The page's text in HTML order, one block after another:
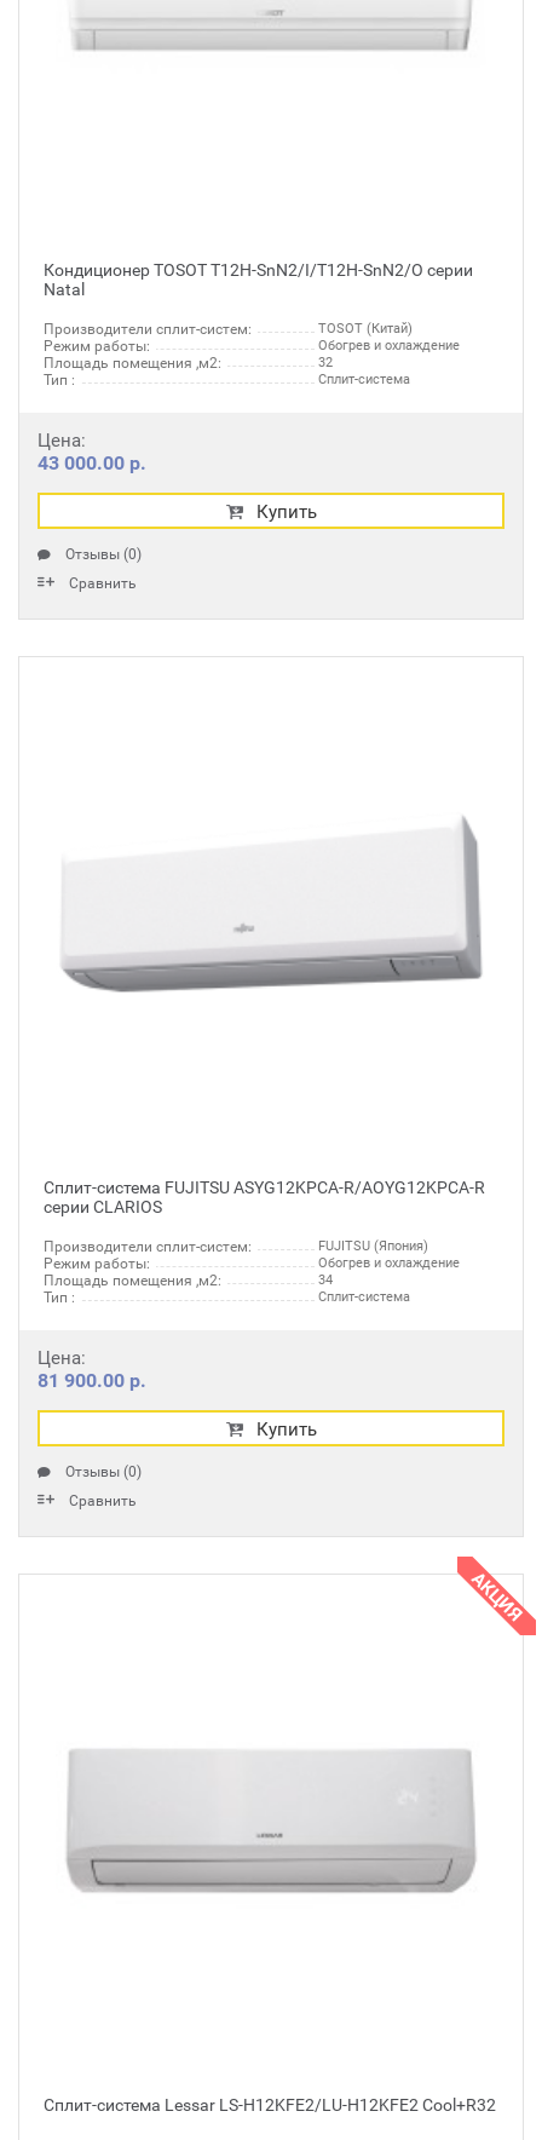
Кондиционер TOSOT T12H-SnN2/I/T12H-SnN2/O серии
Natal
Производители сплит-систем: TOSOT (Китай)
Режим работы: Обогрев и охлаждение
Площадь помещения ,м2: 32
Тип : Сплит-система
Цена:
43 000.00 р.
Купить
Отзывы (0)
Сравнить
Сплит-система FUJITSU ASYG12KPCA-R/AOYG12KPCA-R
серии CLARIOS
Производители сплит-систем: FUJITSU (Япония)
Режим работы: Обогрев и охлаждение
Площадь помещения ,м2: 34
Тип : Сплит-система
Цена:
81 900.00 р.
Купить
Отзывы (0)
Сравнить
АКЦИЯ
Сплит-система Lessar LS-H12KFE2/LU-H12KFE2 Cool+R32